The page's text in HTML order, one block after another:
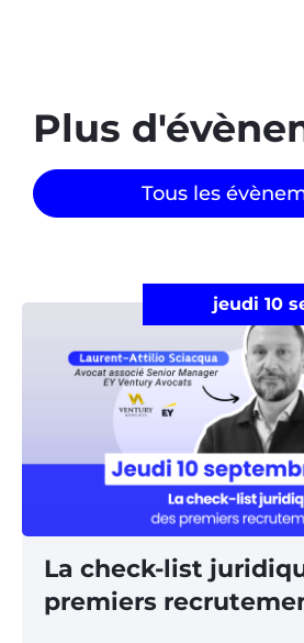
Plus
Tous les
jeudi 10
La check-list
premiers